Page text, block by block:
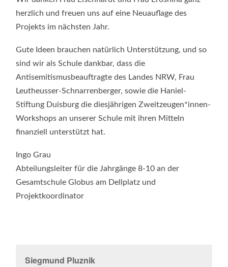
herzlich und freuen uns auf eine Neuauflage des
Projekts im nächsten Jahr.
Gute Ideen brauchen natürlich Unterstützung, und so
sind wir als Schule dankbar, dass die
Antisemitismusbeauftragte des Landes NRW, Frau
Leutheusser-Schnarrenberger, sowie die Haniel-
Stiftung Duisburg die diesjährigen Zweitzeugen*innen-
Workshops an unserer Schule mit ihren Mitteln
finanziell unterstützt hat.
Ingo Grau
Abteilungsleiter für die Jahrgänge 8-10 an der
Gesamtschule Globus am Dellplatz und
Projektkoordinator
Siegmund Pluznik